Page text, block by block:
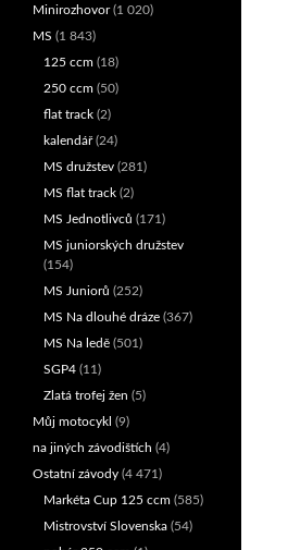
Minirozhovor(1 020)
MS (1 843)
125 ccm (18)
250 ccm (50)
flat track (2)
kalendář(24)
MS družstev (281)
MS flat track (2)
MS Jednotlivců (171)
MS juniorských družstev
(154)
MS Juniorů (252)
MS Na dlouhé dráze (367)
MS Na ledě (501)
SGP4 (11)
Zlatá trofej žen (5)
Můj motocykl (9)
na jiných závodištích (4)
Ostatní závody (4 471)
Markéta Cup 125 ccm (585)
Mistrovství Slovenska (54)